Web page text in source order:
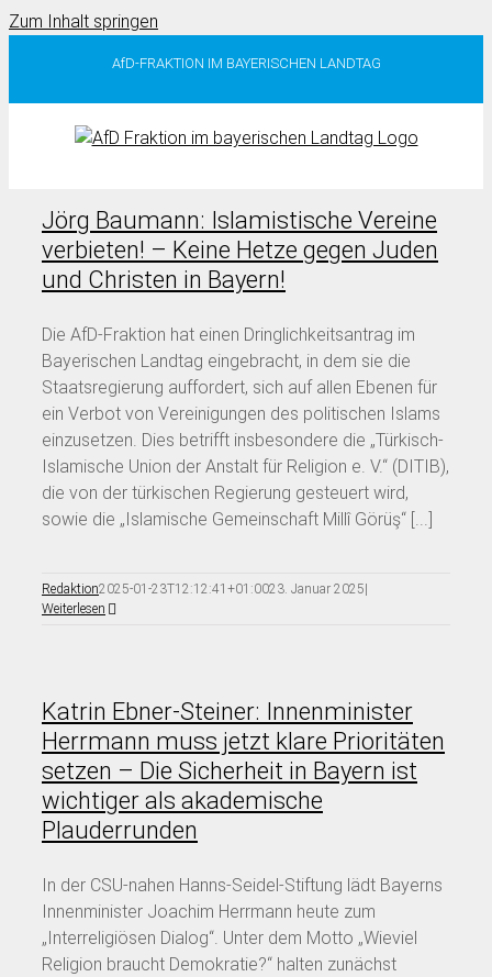
Zum Inhalt springen
AfD-FRAKTION IM BAYERISCHEN LANDTAG
Jörg Baumann: Islamistische Vereine
verbieten! – Keine Hetze gegen Juden
und Christen in Bayern!
Die AfD-Fraktion hat einen Dringlichkeitsantrag im
Bayerischen Landtag eingebracht, in dem sie die
Staatsregierung auffordert, sich auf allen Ebenen für
ein Verbot von Vereinigungen des politischen Islams
einzusetzen. Dies betrifft insbesondere die „Türkisch-
Islamische Union der Anstalt für Religion e. V.“ (DITIB),
die von der türkischen Regierung gesteuert wird,
sowie die „Islamische Gemeinschaft Millî Görüş“ [...]
Redaktion2025-01-23T12:12:41+01:0023. Januar 2025|
Weiterlesen
Katrin Ebner-Steiner: Innenminister
Herrmann muss jetzt klare Prioritäten
setzen – Die Sicherheit in Bayern ist
wichtiger als akademische
Plauderrunden
In der CSU-nahen Hanns-Seidel-Stiftung lädt Bayerns
Innenminister Joachim Herrmann heute zum
„Interreligiösen Dialog“. Unter dem Motto „Wieviel
Religion braucht Demokratie?“ halten zunächst